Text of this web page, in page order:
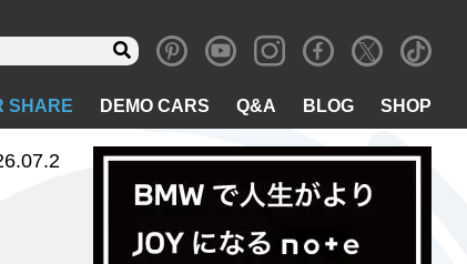
SHARE DEMO CARS Q&A BLOG SHOP